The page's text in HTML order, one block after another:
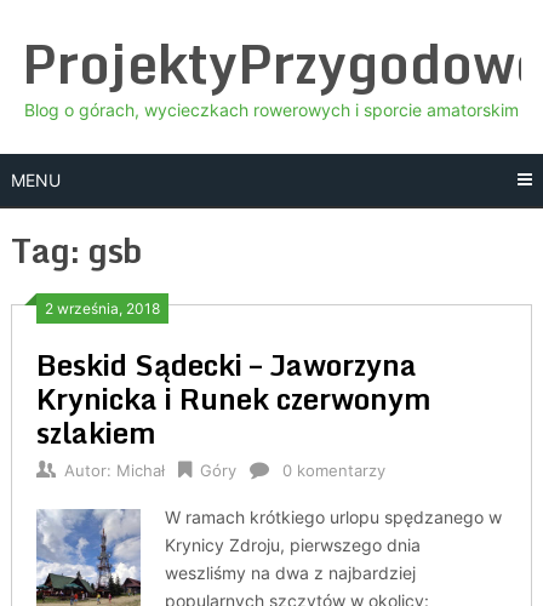
content
Blog o górach, wycieczkach rowerowych i sporcie amatorskim
MENU
Tag: gsb
2 września, 2018
Beskid Sądecki – Jaworzyna
Krynicka i Runek czerwonym
szlakiem
Autor: Michał Góry 0 komentarzy
W ramach krótkiego urlopu spędzanego w
Krynicy Zdroju, pierwszego dnia
weszliśmy na dwa z najbardziej
popularnych szczytów w okolicy: